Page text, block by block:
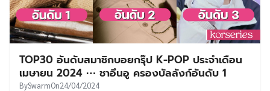
TOP30 อันดับสมาชิกบอยกรุ๊ป K-POP ประจำเดือน
เมษายน 2024 ⋯ ชาอึนอู ครองบัลลังก์อันดับ 1
BySwarmOn24/04/2024